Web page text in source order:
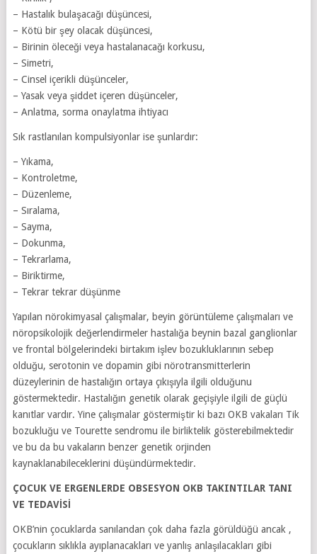
– Hastalık bulaşacağı düşüncesi,
– Kötü bir şey olacak düşüncesi,
– Birinin öleceği veya hastalanacağı korkusu,
– Simetri,
– Cinsel içerikli düşünceler,
– Yasak veya şiddet içeren düşünceler,
– Anlatma, sorma onaylatma ihtiyacı
Sık rastlanılan kompulsiyonlar ise şunlardır:
– Yıkama,
– Kontroletme,
– Düzenleme,
– Sıralama,
– Sayma,
– Dokunma,
– Tekrarlama,
– Biriktirme,
– Tekrar tekrar düşünme
Yapılan nörokimyasal çalışmalar, beyin görüntüleme çalışmaları ve
nöropsikolojik değerlendirmeler hastalığa beynin bazal ganglionlar
ve frontal bölgelerindeki birtakım işlev bozukluklarının sebep
olduğu, serotonin ve dopamin gibi nörotransmitterlerin
düzeylerinin de hastalığın ortaya çıkışıyla ilgili olduğunu
göstermektedir. Hastalığın genetik olarak geçişiyle ilgili de güçlü
kanıtlar vardır. Yine çalışmalar göstermiştir ki bazı OKB vakaları Tik
bozukluğu ve Tourette sendromu ile birliktelik gösterebilmektedir
ve bu da bu vakaların benzer genetik orjinden
kaynaklanabileceklerini düşündürmektedir.
ÇOCUK VE ERGENLERDE OBSESYON OKB TAKINTILAR TANI
VE TEDAVİSİ
OKB’nin çocuklarda sanılandan çok daha fazla görüldüğü ancak ,
çocukların sıklıkla ayıplanacakları ve yanlış anlaşılacakları gibi